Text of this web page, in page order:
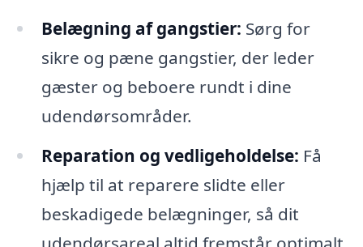
Belægning af gangstier: Sørg for
sikre og pæne gangstier, der leder
gæster og beboere rundt i dine
udendørsområder.
Reparation og vedligeholdelse: Få
hjælp til at reparere slidte eller
beskadigede belægninger, så dit